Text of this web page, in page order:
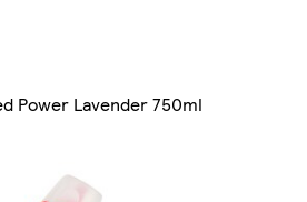
Power Lavender 750ml